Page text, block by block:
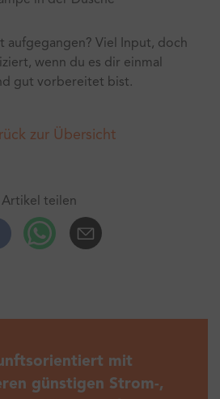
aufgegangen? Viel Input, doch
wenn du es dir einmal
gut vorbereitet bist.
zur Übersicht
Artikel teilen
FacebookWhatsup
mit
günstigen Strom-,